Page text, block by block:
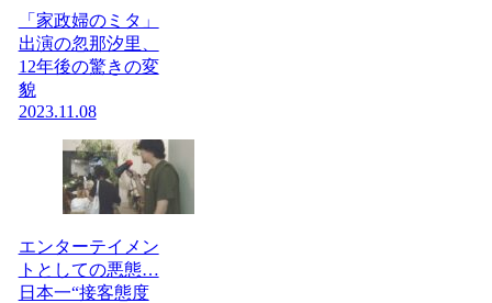
「家政婦のミタ」
出演の忽那汐里、
12年後の驚きの変
貌
2023.11.08
エンターテイメン
トとしての悪態…
日本一“接客態度